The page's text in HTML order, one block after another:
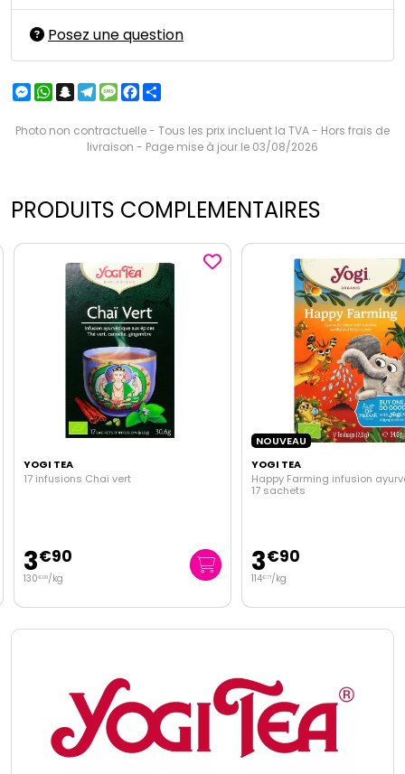
Posez une question
Messenger
WhatsApp
Snapchat
Telegram
MessageFacebook
Photo non contractuelle - Tous les prix incluent la TVA - Hors frais de
livraison - Page mise à jour le 03/08/2026
PRODUITS COMPLEMENTAIRES
YOGI TEA
17 infusions Chaï vert
3€90
130€00/kg
NOUVEAU
YOGI TEA
Happy Farming infusion
17 sachets
3€90
114€71/kg